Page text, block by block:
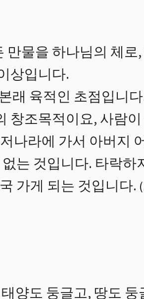
물을 하나님의 체로
상입니다.
래 육적인 초점입니
창조목적이요, 사람
나라에 가서 아버지
는 것입니다. 타락하
가게 되는 것입니다. (
양도 둥글고, 땅도 둥